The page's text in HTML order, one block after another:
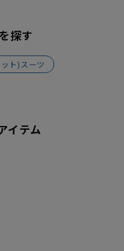
探す
ト)スーツ
イテム